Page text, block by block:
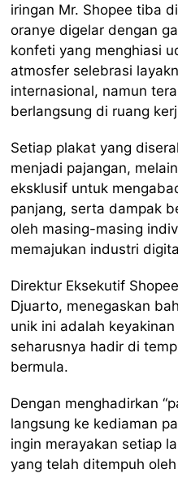
iringan Mr. Shopee tiba
oranye digelar dengan
konfeti yang menghiasi
atmosfer selebrasi
internasional, namun
berlangsung di ruang
Setiap plakat yang
menjadi pajangan,
eksklusif untuk
panjang, serta dampak
oleh masing-masing
memajukan industri
Direktur Eksekutif
Djuarto, menegaskan
unik ini adalah
seharusnya hadir di
bermula.
Dengan menghadirkan
langsung ke kediaman
ingin merayakan setiap
yang telah ditempuh